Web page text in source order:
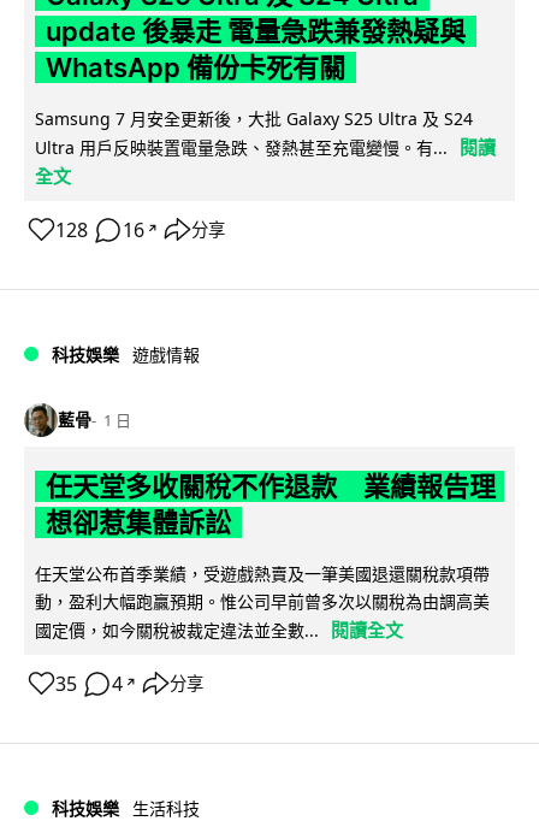
update 後暴走 電量急跌兼發熱疑與
WhatsApp 備份卡死有關
Samsung 7 月安全更新後，大批 Galaxy S25 Ultra 及 S24
Ultra 用戶反映裝置電量急跌、發熱甚至充電變慢。有...
閱讀
全文
128 16 ↗ 分享
科技娛樂 遊戲情報
藍骨 1 日
任天堂多收關稅不作退款 業績報告理
想卻惹集體訴訟
任天堂公布首季業績，受遊戲熱賣及一筆美國退還關稅款項帶
動，盈利大幅跑贏預期。惟公司早前曾多次以關稅為由調高美
國定價，如今關稅被裁定違法並全數...
閱讀全文
35 4 ↗ 分享
科技娛樂 生活科技